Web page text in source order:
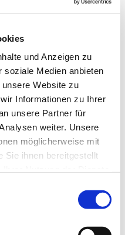
und Anzeigen zu
soziale Medien anbieten
Website zu
Informationen zu Ihrer
unsere Partner für
weiter. Unsere
möglicherweise mit
Sie ihnen bereitgestellt
Farinel(li)s (vergleiche
wider:
sich der Kammermusik
historischen
mit den Zeugnissen
Anregung zu
In
werden
des 17./18.
Feiern des
aus zeitgenössischen